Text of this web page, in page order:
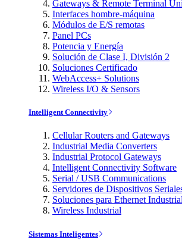
Gateways & Remote Terminal
Interfaces hombre-máquina
Módulos de E/S remotas
Panel PCs
Potencia y Energía
Solución de Clase I, División 2
Soluciones Certificado
WebAccess+ Solutions
Wireless I/O & Sensors
Intelligent Connectivity
Cellular Routers and Gateways
Industrial Media Converters
Industrial Protocol Gateways
Intelligent Connectivity Software
Serial / USB Communications
Servidores de Dispositivos
Soluciones para Ethernet Industrial
Wireless Industrial
Sistemas Inteligentes